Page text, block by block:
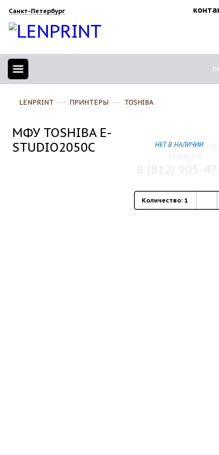
Санкт-Петербург
LENPRINT --- ПРИНТЕРЫ --- TOSHIBA
ЦЕНУ УТОЧНЯЙТЕ
НЕТ В НАЛИЧИИ
Количество: 1
МФУ TOSHIBA E-
STUDIO2050C